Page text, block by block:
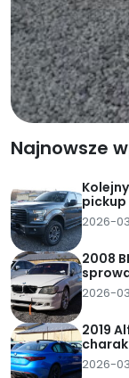
Najnowsze
pickup
2026-
2008
2026-
2019
pod
2026-